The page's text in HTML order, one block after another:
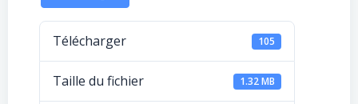
Télécharger 105
Taille du fichier 1.32 MB